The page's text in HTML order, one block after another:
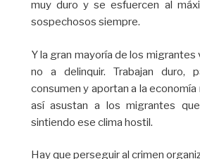
muy duro y se esfuercen al
sospechosos siempre.
Y la gran mayoría de los migrantes
no a delinquir. Trabajan duro,
consumen y aportan a la economía
así asustan a los migrantes
sintiendo ese clima hostil.
Hay que perseguir al crimen